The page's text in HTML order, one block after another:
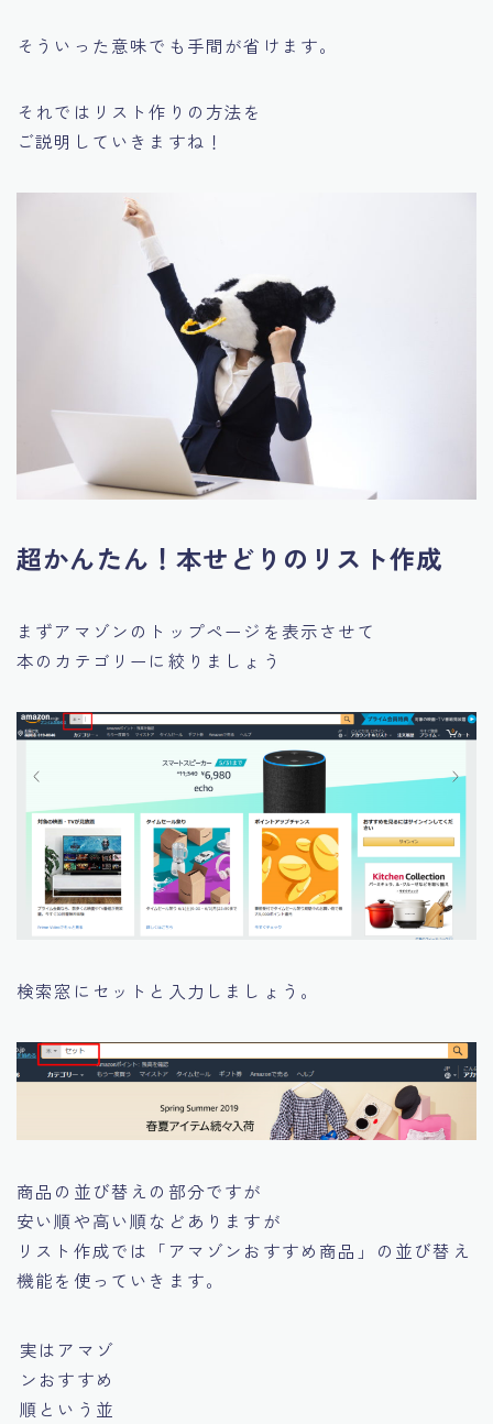
そういった意味でも手間が省けます。
それではリスト作りの方法を
ご説明していきますね！
超かんたん！本せどりのリスト作成
まずアマゾンのトップページを表示させて
本のカテゴリーに絞りましょう
検索窓にセットと入力しましょう。
商品の並び替えの部分ですが
安い順や高い順などありますが
リスト作成では「アマゾンおすすめ商品」の並び替え
機能を使っていきます。
実はアマゾ
ンおすすめ
順という並